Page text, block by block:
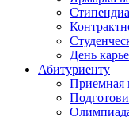
День
Абитуриенту
Приемная